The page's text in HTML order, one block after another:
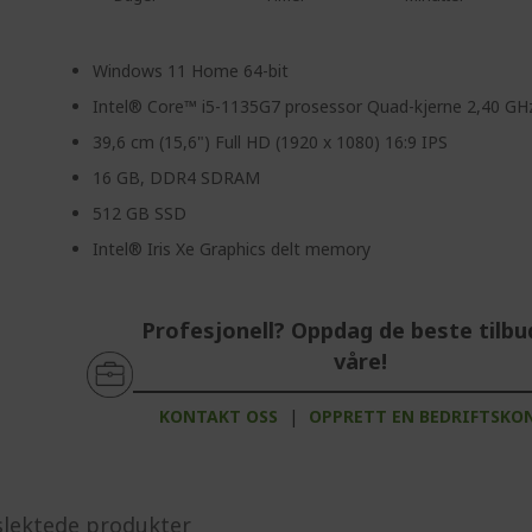
Windows 11 Home 64-bit
Intel® Core™ i5-1135G7 prosessor Quad-kjerne 2,40
39,6 cm (15,6") Full HD (1920 x 1080) 16:9 IPS
16 GB, DDR4 SDRAM
512 GB SSD
Intel® Iris Xe Graphics delt memory
Profesjonell? Oppdag de beste
våre!
KONTAKT OSS | OPPRETT EN
produkter